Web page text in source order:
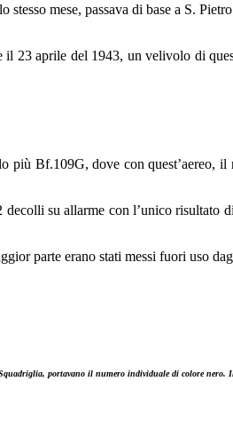
mese, passava di base a S.
23 aprile del 1943, un velivolo di
Bf.109G, dove con quest’aereo,
su allarme con l’unico risultato
parte erano stati messi fuori uso
portavano il numero individuale di colore nero.